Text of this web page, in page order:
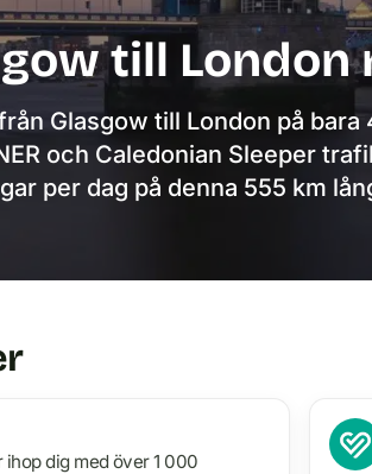
till London
Glasgow till London på
och Caledonian Sleeper
per dag på denna 555 km
ihop dig med över 1 000